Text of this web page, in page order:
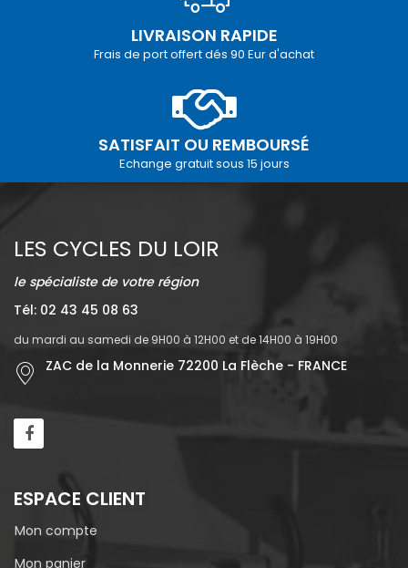
LIVRAISON RAPIDE
Frais de port offert dés 90 Eur d'achat
SATISFAIT OU REMBOURSÉ
Echange gratuit sous 15 jours
LES CYCLES DU LOIR
le spécialiste de votre région
Tél: 02 43 45 08 63
du mardi au samedi de 9H00 à 12H00 et de 14H00 à 19H00
ZAC de la Monnerie 72200 La Flèche - FRANCE
ESPACE CLIENT
Mon compte
Mon panier